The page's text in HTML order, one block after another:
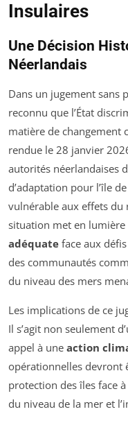
Insulaires
Une Décision
Néerlandais
Dans un jugement sans
reconnu que l’État
matière de changement
rendue le 28 janvier
autorités néerlandaises
d’adaptation pour l’île
vulnérable aux effets du
situation met en lumière
adéquate face aux
des communautés
du niveau des mers
Les implications de ce
Il s’agit non seulement
appel à une action
opérationnelles devront
protection des îles face
du niveau de la mer et